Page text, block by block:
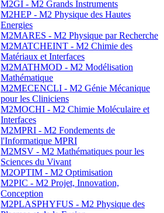
M2GI - M2 Grands Instruments
M2HEP - M2 Physique des Hautes
Energies
M2MARES - M2 Physique par Recherche
M2MATCHEINT - M2 Chimie des
Matériaux et Interfaces
M2MATHMOD - M2 Modélisation
Mathématique
M2MECENCLI - M2 Génie Mécanique
pour les Cliniciens
M2MOCHI - M2 Chimie Moléculaire et
Interfaces
M2MPRI - M2 Fondements de
l'Informatique MPRI
M2MSV - M2 Mathématiques pour les
Sciences du Vivant
M2OPTIM - M2 Optimisation
M2PIC - M2 Projet, Innovation,
Conception
M2PLASPHYFUS - M2 Physique des